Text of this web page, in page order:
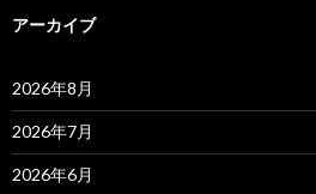
アーカイブ
2026年8月
2026年7月
2026年6月